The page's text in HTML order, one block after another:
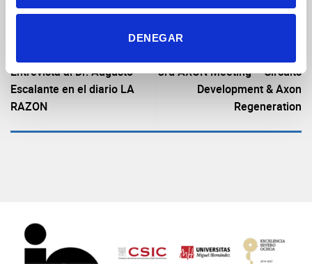
DENEGAR
Entrevista al Dr. Augusto
Escalante en el diario LA
RAZON
3rd AXON Meeting – Circuits
Development & Axon
Regeneration